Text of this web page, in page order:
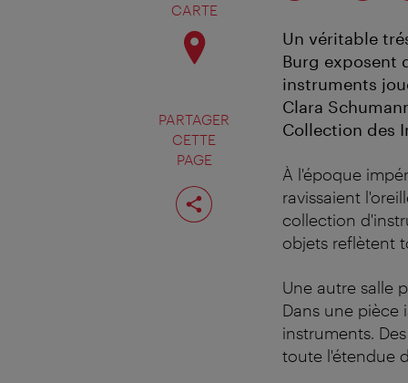
CARTE
PARTAGER
CETTE
PAGE
Partager
cette
page
Un véritable
Burg exposent
instruments
Clara
Collection des
À l'époque
ravissaient
collection
objets reflètent
Une autre salle
Dans une pièce
instruments.
toute l'étendue